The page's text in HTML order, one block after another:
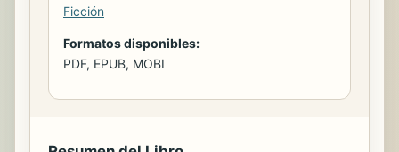
Ficción
Formatos disponibles:
PDF, EPUB, MOBI